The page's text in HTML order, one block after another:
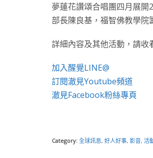
夢蓮花讚頌合唱團四月展
部長陳良基，福智佛教學院
詳細內容及其他活動，請收
加入醒覺LINE@
訂閱澈見Youtube頻道
澈見Facebook粉絲專頁
Category: 全球訊息, 好人好事, 影音, 活